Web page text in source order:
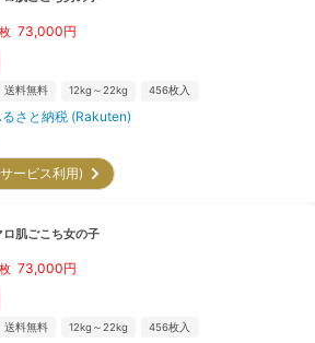
73,000円
送料無料 12kg～22kg 456枚入
さと納税 (Rakuten)
ービス利用)
ロ肌ごこち女の子
73,000円
送料無料 12kg～22kg 456枚入